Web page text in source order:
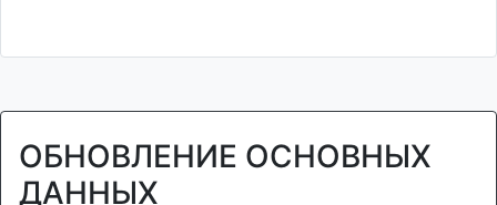
ОБНОВЛЕНИЕ ОСНОВНЫХ
ДАННЫХ